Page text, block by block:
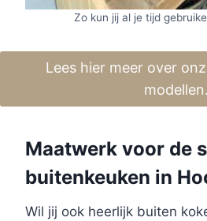
Zo kun jij al je tijd
Lees hier meer over
modellen.
Maatwerk voor de
buitenkeuken in
Wil jij ook heerlijk buiten